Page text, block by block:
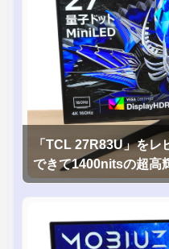
「TCL 27R83U」を
できて1400nitsの超高